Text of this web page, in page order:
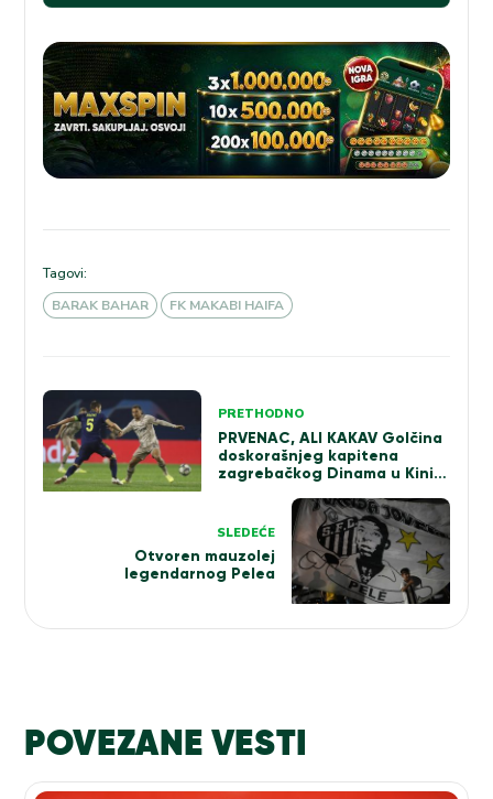
Tagovi:
BARAK BAHAR
FK MAKABI HAIFA
Kretanje
članka
PRETHODNO
PRVENAC, ALI KAKAV Golčina
doskorašnjeg kapitena
zagrebačkog Dinama u Kini
SLEDEĆE
Otvoren mauzolej
legendarnog Pelea
POVEZANE VESTI